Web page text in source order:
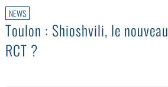
NEWS
Toulon : Shioshvili, le
RCT ?